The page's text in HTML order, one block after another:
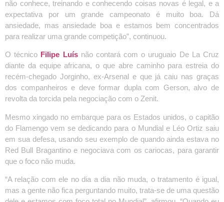
não conhece, treinando e conhecendo coisas novas é legal, e a
expectativa por um grande campeonato é muito boa. Dá
ansiedade, mas ansiedade boa e estamos bem concentrados
para realizar uma grande competição”, continuou.
O técnico Filipe Luís não contará com o uruguaio De La Cruz
diante da equipe africana, o que abre caminho para estreia do
recém-chegado Jorginho, ex-Arsenal e que já caiu nas graças
dos companheiros e deve formar dupla com Gerson, alvo de
revolta da torcida pela negociação com o Zenit.
Mesmo xingado no embarque para os Estados unidos, o capitão
do Flamengo vem se dedicando para o Mundial e Léo Ortiz saiu
em sua defesa, usando seu exemplo de quando ainda estava no
Red Bull Bragantino e negociava com os cariocas, para garantir
que o foco não muda.
“A relação com ele no dia a dia não muda, o tratamento é igual,
mas a gente não fica perguntando muito, trata-se de uma questão